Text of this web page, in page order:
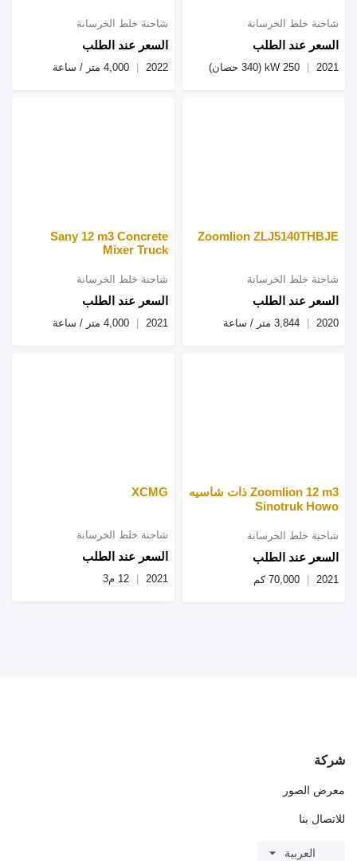
السعر عند الطلب
شاحنة خلط الخرسانة
2021 250 kW (340 حصان)
السعر عند الطلب
شاحنة خلط الخرسانة
2022 4,000 متر / ساعة
Zoomlion ZLJ5140THBJE
السعر عند الطلب
شاحنة خلط الخرسانة
2020 3,844 متر / ساعة
Sany 12 m3 Concrete
Mixer Truck
السعر عند الطلب
شاحنة خلط الخرسانة
2021 4,000 متر / ساعة
Zoomlion 12 m3 ذات شاسيه
Sinotruk Howo
السعر عند الطلب
شاحنة خلط الخرسانة
2021 70,000 كم
XCMG
السعر عند الطلب
شاحنة خلط الخرسانة
2021 12 م3
شركة
معرض الصور
للاتصال بنا
العربية